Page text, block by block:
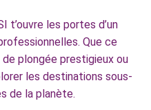
t’ouvre les portes d’un
Que ce
plongée prestigieux ou
les destinations sous-
de la planète.